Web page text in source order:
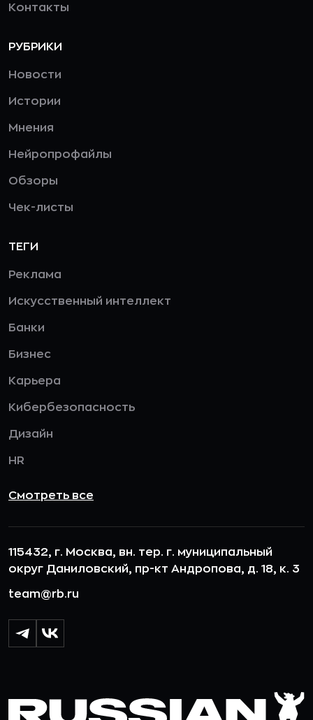
Контакты
РУБРИКИ
Новости
Истории
Мнения
Нейропрофайлы
Обзоры
Чек-листы
ТЕГИ
Реклама
Искусственный интеллект
Банки
Бизнес
Карьера
Кибербезопасность
Дизайн
HR
Смотреть все
115432, г. Москва, вн. тер. г. муниципальный
округ Даниловский, пр-кт Андропова, д. 18, к. 3
team@rb.ru